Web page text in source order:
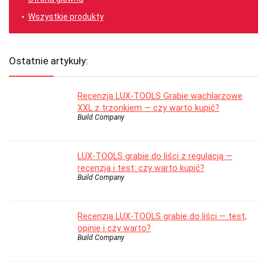
Wszystkie produkty
Ostatnie artykuły:
Recenzja LUX-TOOLS Grabie wachlarzowe
XXL z trzonkiem — czy warto kupić?
Build Company
LUX-TOOLS grabie do liści z regulacją —
recenzja i test: czy warto kupić?
Build Company
Recenzja LUX-TOOLS grabie do liści — test,
opinie i czy warto?
Build Company